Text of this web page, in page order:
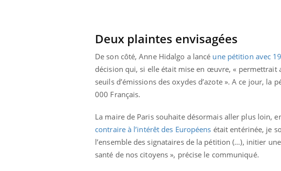
Deux plaintes envisagées
De son côté, Anne Hidalgo a lancé une pétition avec
décision qui, si elle était mise en œuvre, « permettrait
seuils d’émissions des oxydes d’azote ». A ce jour,
000 Français.
La maire de Paris souhaite désormais aller plus loin,
contraire à l’intérêt des Européens était entérinée, je
l’ensemble des signataires de la pétition (…), initier
santé de nos citoyens », précise le communiqué.